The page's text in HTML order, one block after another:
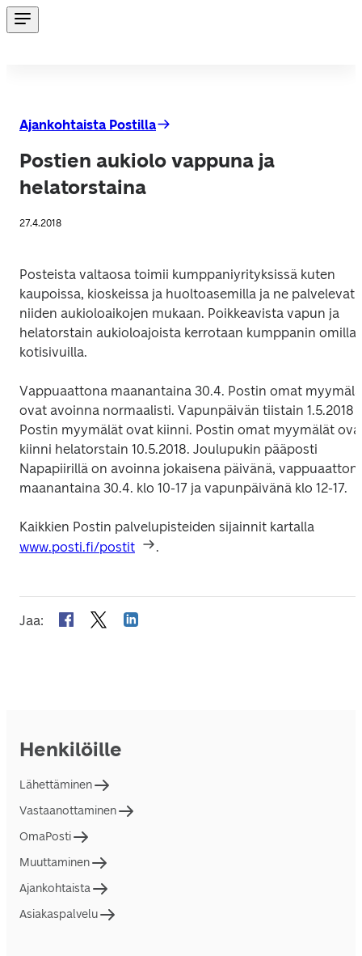
Ajankohtaista Postilla
Postien aukiolo vappuna ja
helatorstaina
27.4.2018
Posteista valtaosa toimii kumppaniyrityksissä kuten
kaupoissa, kioskeissa ja huoltoasemilla ja ne palvelevat
niiden aukioloaikojen mukaan. Poikkeavista vapun ja
helatorstain aukioloajoista kerrotaan kumppanin omilla
kotisivuilla.
Vappuaattona maanantaina 30.4. Postin omat
ovat avoinna normaalisti. Vapunpäivän tiistain 1.5.2018
Postin myymälät ovat kiinni. Postin omat myymälät
kiinni helatorstain 10.5.2018. Joulupukin pääposti
Napapiirillä on avoinna jokaisena päivänä,
maanantaina 30.4. klo 10-17 ja vapunpäivänä klo 12-17.
www.posti.fi/postit
.
Jaa:
Henkilöille
Lähettäminen
Vastaanottaminen
OmaPosti
Muuttaminen
Ajankohtaista
Asiakaspalvelu